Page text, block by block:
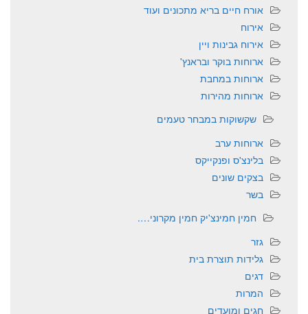
אורח חיים בריא מתכונים ועוד
אירוח
אירוח גבינות ויין
ארוחות בוקר ובראנץ'
ארוחות במחבת
ארוחות מהירות
שקשוקות במבחר טעמים
ארוחות ערב
בלינצ'ס ופנקייקס
בצקים שונים
בשר
חמין חמינצ'יק חמין מקרוני….
גזר
גלידות תוצרת בית
דגים
המרות
חגים ומועדים